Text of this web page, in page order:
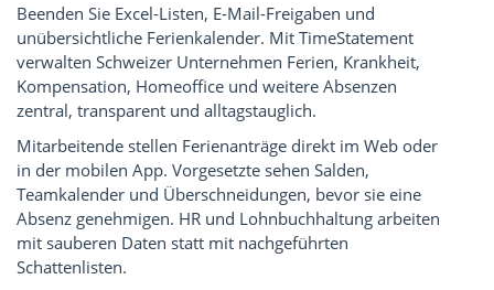
Beenden Sie Excel-Listen, E-Mail-Freigaben und
unübersichtliche Ferienkalender. Mit TimeStatement
verwalten Schweizer Unternehmen Ferien, Krankheit,
Kompensation, Homeoffice und weitere Absenzen
zentral, transparent und alltagstauglich.
Mitarbeitende stellen Ferienanträge direkt im Web oder
in der mobilen App. Vorgesetzte sehen Salden,
Teamkalender und Überschneidungen, bevor sie eine
Absenz genehmigen. HR und Lohnbuchhaltung arbeiten
mit sauberen Daten statt mit nachgeführten
Schattenlisten.